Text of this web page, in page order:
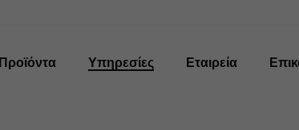
Προϊόντα Υπηρεσίες Εταιρεία